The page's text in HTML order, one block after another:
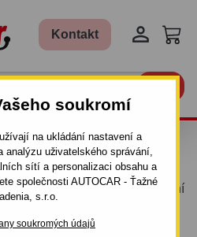
soukromí
na ukládání nastavení a
analýzu uživatelského správání,
sítí a personalizaci obsahu a
společnosti AUTOCAR - Ťažné
s.r.o.
soukromých údajů
Kontakt 
KOLA
jízdních kol je komplexní
zařízení, nosiče kol na
kol na zadní dveře. V nabídce